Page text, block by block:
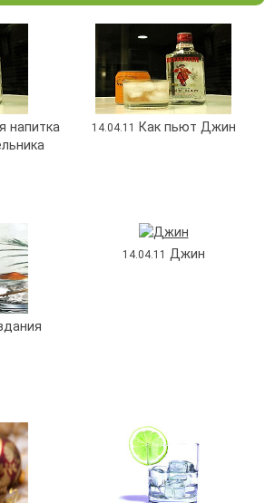
напитка
14.04.11 Как пьют Джин
14.04.11 Джин